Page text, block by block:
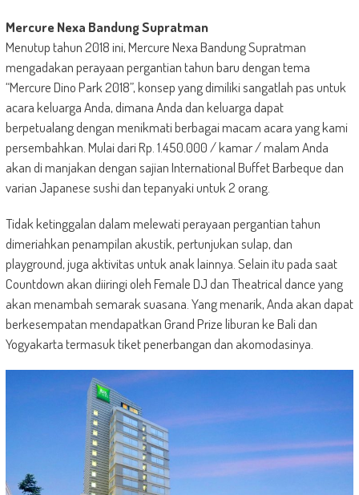
Mercure Nexa Bandung Supratman
Menutup tahun 2018 ini, Mercure Nexa Bandung Supratman
mengadakan perayaan pergantian tahun baru dengan tema
“Mercure Dino Park 2018”, konsep yang dimiliki sangatlah pas untuk
acara keluarga Anda, dimana Anda dan keluarga dapat
berpetualang dengan menikmati berbagai macam acara yang kami
persembahkan. Mulai dari Rp. 1.450.000 / kamar / malam Anda
akan di manjakan dengan sajian International Buffet Barbeque dan
varian Japanese sushi dan tepanyaki untuk 2 orang.
Tidak ketinggalan dalam melewati perayaan pergantian tahun
dimeriahkan penampilan akustik, pertunjukan sulap, dan
playground, juga aktivitas untuk anak lainnya. Selain itu pada saat
Countdown akan diiringi oleh Female DJ dan Theatrical dance yang
akan menambah semarak suasana. Yang menarik, Anda akan dapat
berkesempatan mendapatkan Grand Prize liburan ke Bali dan
Yogyakarta termasuk tiket penerbangan dan akomodasinya.